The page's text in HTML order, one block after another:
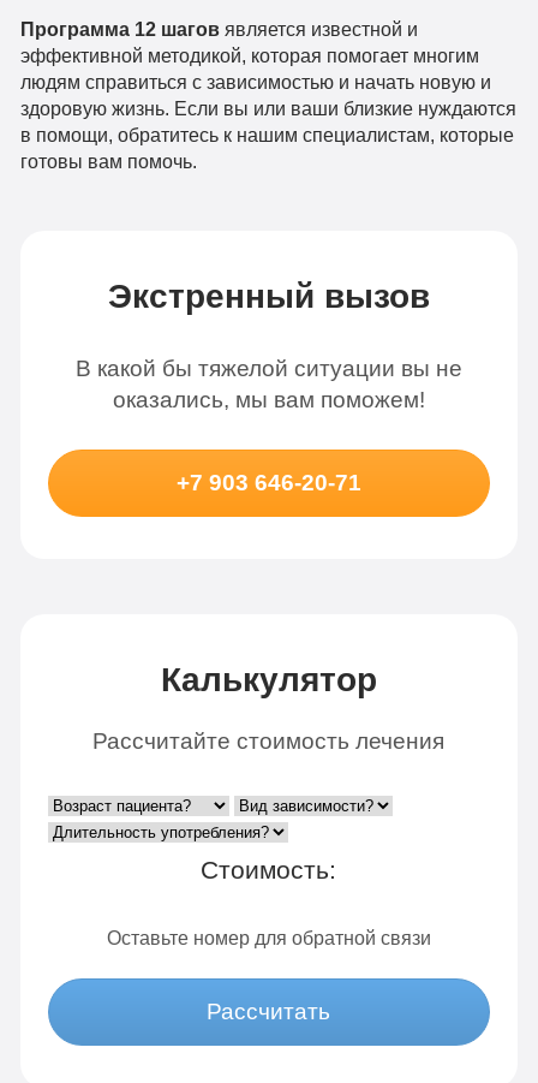
Программа 12 шаговявляется известной и
эффективной методикой, которая помогает многим
людям справиться с зависимостью и начать новую и
здоровую жизнь. Если вы или ваши близкие нуждаются
в помощи, обратитесь к нашим специалистам, которые
готовы вам помочь.
Экстренный вызов
В какой бы тяжелой ситуации вы не
оказались, мы вам поможем!
+7 903 646-20-71
Калькулятор
Рассчитайте стоимость лечения
Стоимость:
Оставьте номер для обратной связи
Рассчитать